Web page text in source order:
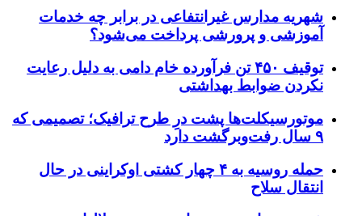
شهریه مدارس غیرانتفاعی در برابر چه خدمات
آموزشی و پرورشی پرداخت می‌شود؟
توقیف ۴۵۰ تن فرآورده خام دامی به دلیل رعایت
نکردن ضوابط بهداشتی
موتورسیکلت‌ها پشت درِ طرح ترافیک؛ تصمیمی که
۹ سال رفت‌وبرگشت دارد
حمله روسیه به ۴ چهار کشتی اوکراینی در حال
انتقال سلاح